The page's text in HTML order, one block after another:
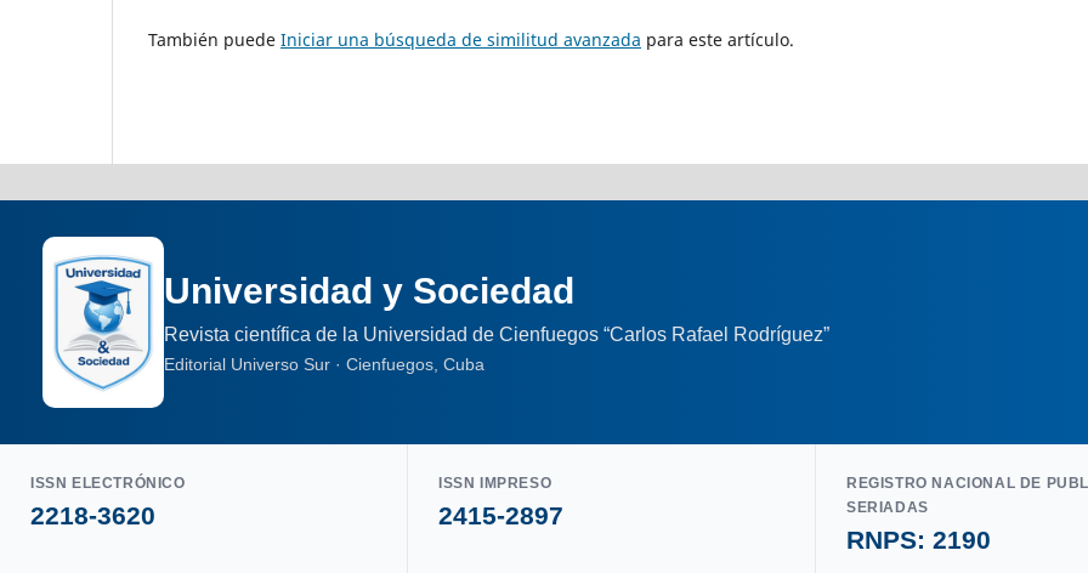
También puede Iniciar una búsqueda de similitud avanzada para este artículo.
Universidad y Sociedad
Revista científica de la Universidad de Cienfuegos “Carlos Rafael Rodríguez”
Editorial Universo Sur · Cienfuegos, Cuba
ISSN ELECTRÓNICO
2218-3620
ISSN IMPRESO
2415-2897
REGISTRO NACIONAL DE
SERIADAS
RNPS: 2190